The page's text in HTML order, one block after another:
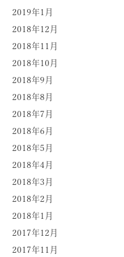
2019年1月
2018年12月
2018年11月
2018年10月
2018年9月
2018年8月
2018年7月
2018年6月
2018年5月
2018年4月
2018年3月
2018年2月
2018年1月
2017年12月
2017年11月